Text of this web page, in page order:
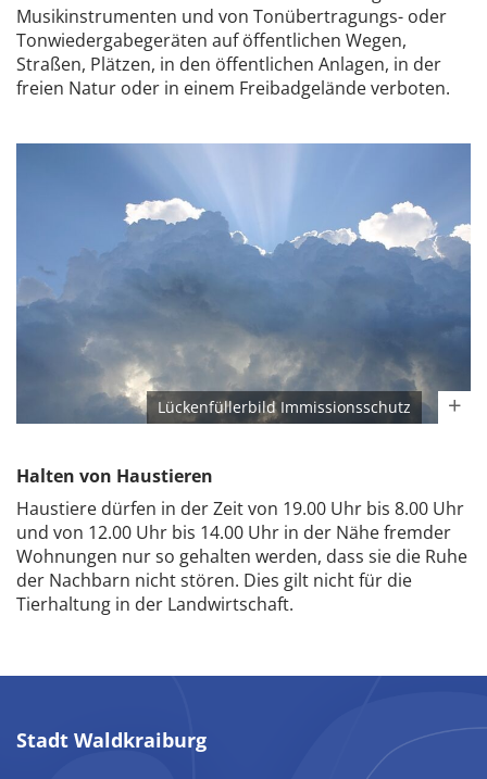
Musikinstrumenten und von Tonübertragungs- oder
Tonwiedergabegeräten auf öffentlichen Wegen,
Straßen, Plätzen, in den öffentlichen Anlagen, in der
freien Natur oder in einem Freibadgelände verboten.
Lückenfüllerbild Immissionsschutz
Halten von Haustieren
Haustiere dürfen in der Zeit von 19.00 Uhr bis 8.00 Uhr
und von 12.00 Uhr bis 14.00 Uhr in der Nähe fremder
Wohnungen nur so gehalten werden, dass sie die Ruhe
der Nachbarn nicht stören. Dies gilt nicht für die
Tierhaltung in der Landwirtschaft.
Stadt Waldkraiburg